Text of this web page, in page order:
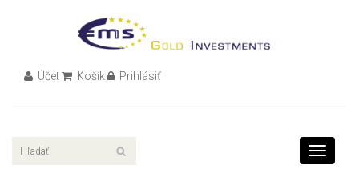
Účet Košík Prihlásiť
Toggle